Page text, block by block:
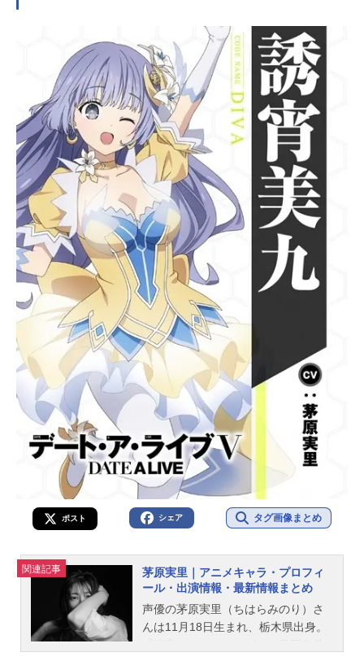
ポスト シェア タグ画像まとめ
関連記事
茅原実里｜アニメキャラ・プロフィ
ール・出演情報・最新情報まとめ
声優の茅原実里（ちはらみのり）さ
んは11月18日生まれ、栃木県出身。